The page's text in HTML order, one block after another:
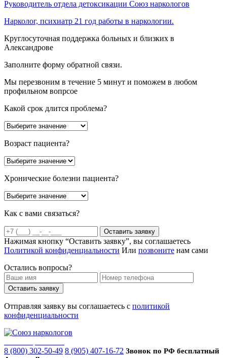
Руководитель отдела детоксикации Союз наркологов
Нарколог, психиатр 21 год работы в наркологии.
Круглосуточная поддержка больных и близких в
Александрове
Заполните форму обратной связи.
Мы перезвоним в течение 5 минут и поможем в любом
профильном вопрсое
Какой срок длится проблема?
Возраст пациента?
Хронические болезни пациента?
Как с вами связаться?
Оставить заявку
Нажимая кнопку “Оставить заявку”, вы соглашаетесь
Политикой конфиденциальности Или позвоните нам сами
Остались вопросы?
Оставить заявку
Отправляя заявку вы соглашаетесь с политикой
конфиденциальности
8 (800) 302-50-49 8 (905) 407-16-72 Звонок по РФ бесплатный